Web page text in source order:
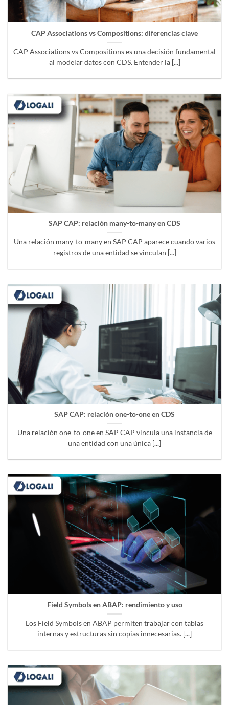
CAP Associations vs Compositions: diferencias clave
CAP Associations vs Compositions es una decisión fundamental
al modelar datos con CDS. Entender la [...]
SAP CAP: relación many-to-many en CDS
Una relación many-to-many en SAP CAP aparece cuando varios
registros de una entidad se vinculan [...]
SAP CAP: relación one-to-one en CDS
Una relación one-to-one en SAP CAP vincula una instancia de
una entidad con una única [...]
Field Symbols en ABAP: rendimiento y uso
Los Field Symbols en ABAP permiten trabajar con tablas
internas y estructuras sin copias innecesarias. [...]